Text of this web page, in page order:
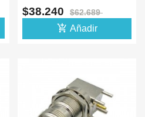
ANDROID O CARRO
$38.240 $62.689
add_shopping_cart Añadir